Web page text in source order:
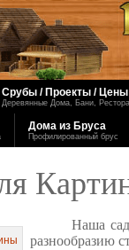
Срубы / Проекты / Цены
Деревянные Дома, Бани,
Дома из Бруса
Профилированный брус
Наша
разнообразию